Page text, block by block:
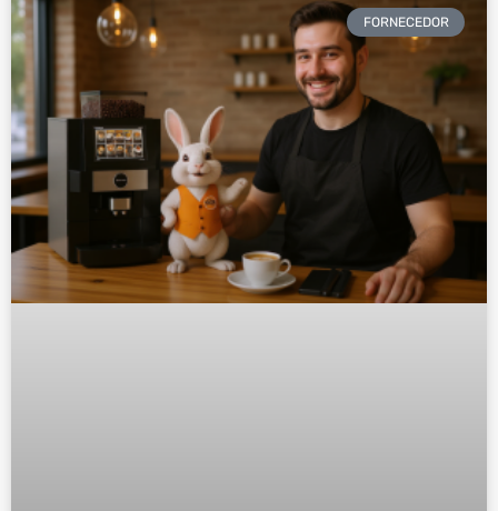
FORNECEDOR